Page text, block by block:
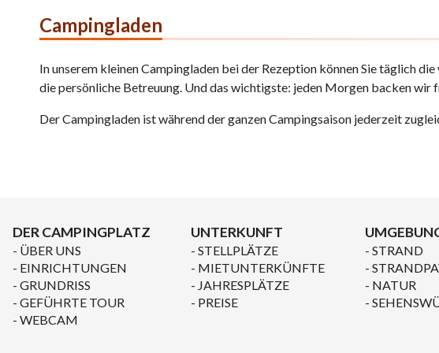
Campingladen
In unserem kleinen Campingladen bei der Rezeption können Sie täglich
die persönliche Betreuung. Und das wichtigste: jeden Morgen backen wir
Der Campingladen ist während der ganzen Campingsaison jederzeit
DER CAMPINGPLATZ
ÜBER UNS
EINRICHTUNGEN
GRUNDRISS
GEFÜHRTE TOUR
WEBCAM
UNTERKUNFT
STELLPLÄTZE
MIETUNTERKÜNFTE
JAHRESPLÄTZE
PREISE
STRAND
NATUR